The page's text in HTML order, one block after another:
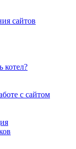
сайтов
котел?
с сайтом